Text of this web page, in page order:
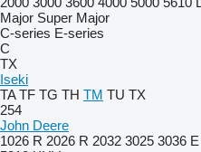
Major Super Major
C-series E-series
C
TX
Iseki
TA TF TG TH TM TU TX
254
John Deere
1026 R 2026 R 2032 3025 3036 E